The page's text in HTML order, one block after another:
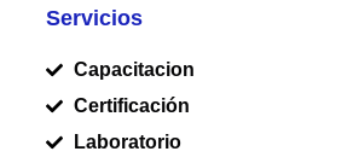
Servicios
Capacitacion
Certificación
Laboratorio